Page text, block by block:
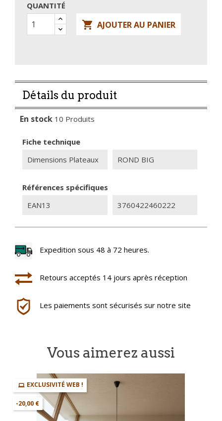
QUANTITÉ
 AJOUTER AU PANIER
Détails du produit
En stock 10 Produits
Fiche technique
Dimensions Plateaux
ROND BIG
Références spécifiques
EAN13
3760422460222
Expedition sous 48 à 72 heures.
Retours acceptés 14 jours après réception
Les paiements sont sécurisés sur notre site
Vous aimerez aussi
EXCLUSIVITÉ WEB !
-20,00 €